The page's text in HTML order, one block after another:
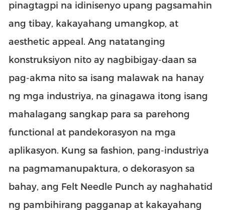
pinagtagpi na idinisenyo upang pagsamahin
ang tibay, kakayahang umangkop, at
aesthetic appeal. Ang natatanging
konstruksiyon nito ay nagbibigay-daan sa
pag-akma nito sa isang malawak na hanay
ng mga industriya, na ginagawa itong isang
mahalagang sangkap para sa parehong
functional at pandekorasyon na mga
aplikasyon. Kung sa fashion, pang-industriya
na pagmamanupaktura, o dekorasyon sa
bahay, ang Felt Needle Punch ay naghahatid
ng pambihirang pagganap at kakayahang